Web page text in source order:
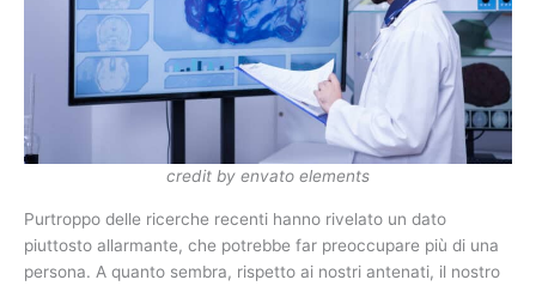
credit by envato elements
Purtroppo delle ricerche recenti hanno rivelato un dato
piuttosto allarmante, che potrebbe far preoccupare più di una
persona. A quanto sembra, rispetto ai nostri antenati, il nostro